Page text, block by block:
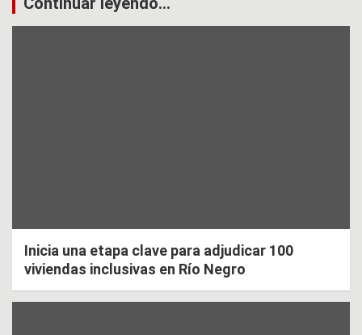
Inicia una etapa clave para adjudicar 100
viviendas inclusivas en Río Negro